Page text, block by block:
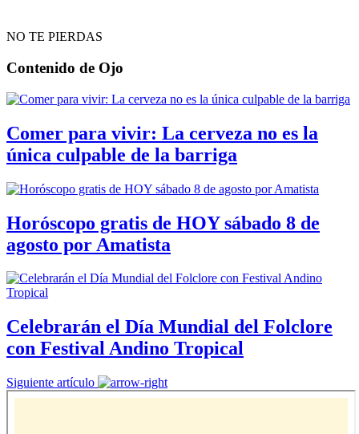
NO TE PIERDAS
Contenido de Ojo
Comer para vivir: La cerveza no es la
única culpable de la barriga
Horóscopo gratis de HOY sábado 8 de
agosto por Amatista
Celebrarán el Día Mundial del Folclore
con Festival Andino Tropical
Siguiente artículo